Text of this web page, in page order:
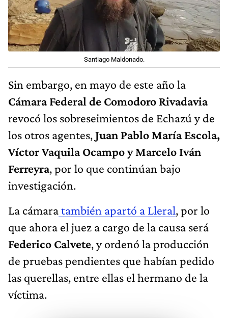
Santiago Maldonado.
Sin embargo, en mayo de este año la
Cámara Federal de Comodoro Rivadavia
revocó los sobreseimientos de Echazú y de
los otros agentes,Juan Pablo María Escola,
Víctor Vaquila Ocampo y Marcelo Iván
Ferreyra, por lo que continúan bajo
investigación.
La cámaratambién apartó a Lleral, por lo
que ahora el juez a cargo de la causa será
Federico Calvete, y ordenó la producción
de pruebas pendientes que habían pedido
las querellas, entre ellas el hermano de la
víctima.